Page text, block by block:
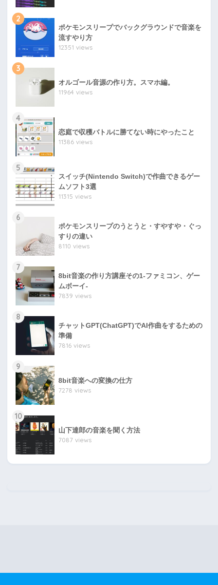
2
ポケモンスリープでバックグラウンドで音楽を
流すやり方
12351 views
3
オルゴール音源の作り方。スマホ編。
11964 views
4
恋庭で収穫バトルに勝てない時にやったこと
11386 views
5
スイッチ(Nintendo Switch)で作曲できるゲー
ムソフト3選
11315 views
6
ポケモンスリープのうとうと・すやすや・ぐっ
すりの違い
8110 views
7
8bit音楽の作り方講座その1-ファミコン、ゲー
ムボーイ-
7839 views
8
チャットGPT(ChatGPT)でAI作曲をするための
準備
7816 views
9
8bit音楽への変換の仕方
7278 views
10
山下達郎の音楽を聞く方法
7087 views